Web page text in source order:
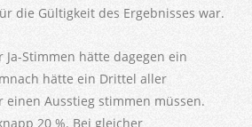
die Gültigkeit des Ergebnisses war.
Stimmen hätte dagegen ein
hätte ein Drittel aller
Ausstieg stimmen müssen.
20 %. Bei gleicher